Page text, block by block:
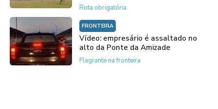
Rota obrigatória
FRONTEIRA
Vídeo: empresário é assaltado no
alto da Ponte da Amizade
Flagrante na fronteira